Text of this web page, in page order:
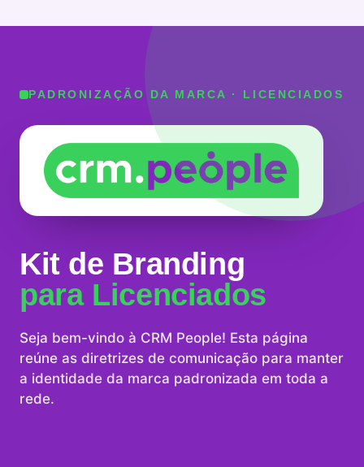
PADRONIZAÇÃO DA MARCA · LICENCIADOS
Kit de Branding
para Licenciados
Seja bem-vindo à CRM People! Esta página
reúne as diretrizes de comunicação para manter
a identidade da marca padronizada em toda a
rede.